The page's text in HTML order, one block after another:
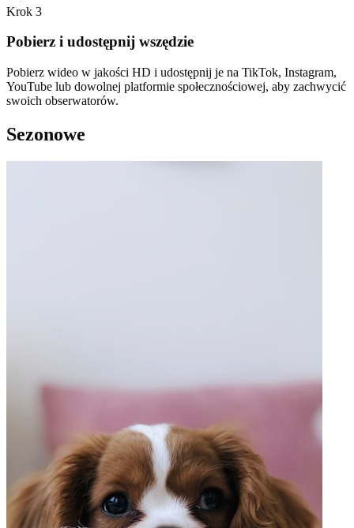
Krok 3
Pobierz i udostępnij wszędzie
Pobierz wideo w jakości HD i udostępnij je na TikTok, Instagram,
YouTube lub dowolnej platformie społecznościowej, aby zachwycić
swoich obserwatorów.
Sezonowe